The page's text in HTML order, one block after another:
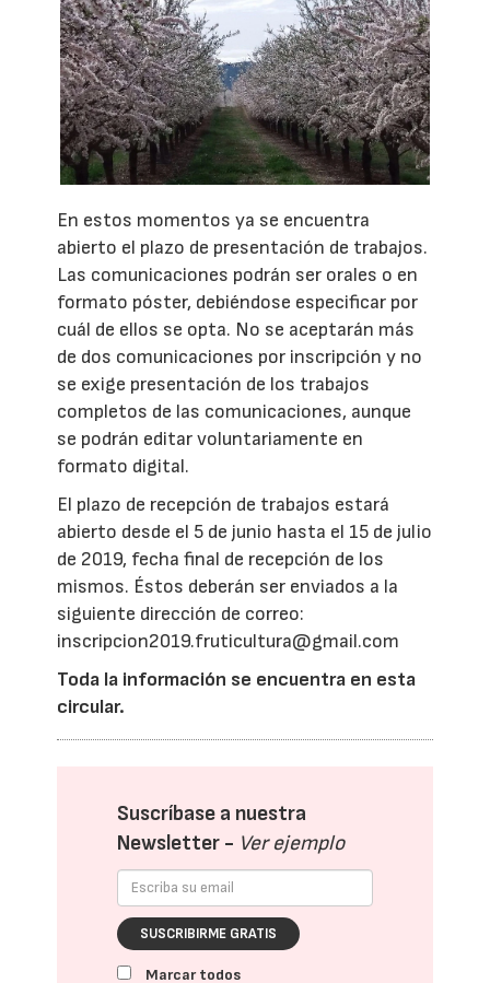
En estos momentos ya se encuentra
abierto el plazo de presentación de trabajos.
Las comunicaciones podrán ser orales o en
formato póster, debiéndose especificar por
cuál de ellos se opta. No se aceptarán más
de dos comunicaciones por inscripción y no
se exige presentación de los trabajos
completos de las comunicaciones, aunque
se podrán editar voluntariamente en
formato digital.
El plazo de recepción de trabajos estará
abierto desde el 5 de junio hasta el 15 de julio
de 2019, fecha final de recepción de los
mismos. Éstos deberán ser enviados a la
siguiente dirección de correo:
inscripcion2019.fruticultura@gmail.com
Toda la información se encuentra en esta
circular.
Suscríbase a nuestra
Newsletter - Ver ejemplo
SUSCRIBIRME GRATIS
Marcar todos